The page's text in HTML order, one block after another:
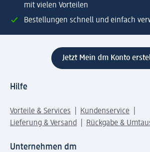
mit vielen Vorteilen
Bestellungen schnell und einfach
Jetzt Mein dm Konto
Hilfe
Vorteile & Services
Kundenservice
Lieferung & Versand
Rückgabe &
Unternehmen dm